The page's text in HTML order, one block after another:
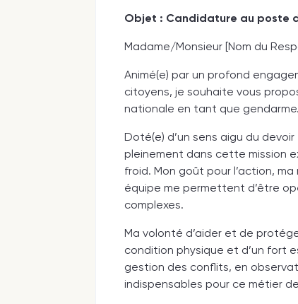
Objet : Candidature au poste
Madame/Monsieur [Nom du
Animé(e) par un profond
citoyens, je souhaite vous
nationale en tant que gendarme.
Doté(e) d’un sens aigu du
pleinement dans cette mission
froid. Mon goût pour l’action,
équipe me permettent d’être
complexes.
Ma volonté d’aider et de
condition physique et d’un fort
gestion des conflits, en
indispensables pour ce métier